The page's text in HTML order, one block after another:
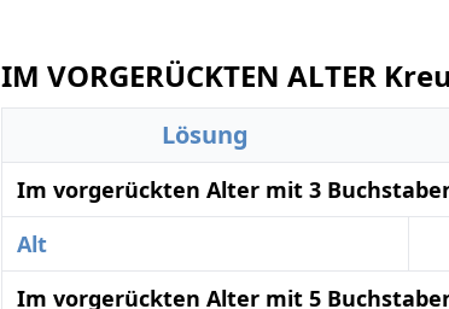
IM VORGERÜCKTEN ALTER
Lösung
Im vorgerückten Alter mit 3
Alt
Im vorgerückten Alter mit 5